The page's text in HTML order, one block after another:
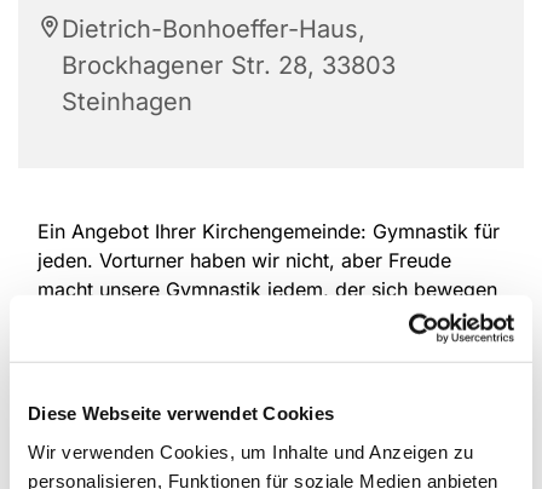
Diese Webseite verwendet Cookies
Wir verwenden Cookies, um Inhalte und Anzeigen zu
personalisieren, Funktionen für soziale Medien anbieten
Dietrich-Bonhoeffer-Haus,
Brockhagener Str. 28, 33803
Steinhagen
Ein Angebot Ihrer Kirchengemeinde: Gymnastik für
jeden. Vorturner haben wir nicht, aber Freude
macht unsere Gymnastik jedem, der sich bewegen
will. Machen Sie mit und halten Sie sich in
Bewegung, wie Sie es wünschen. Wir laden Sie
Nähere Informationen zum Treffen bekommen Sie
bei
Herr Henkefend, Tel.: 05204 / 89 03 047